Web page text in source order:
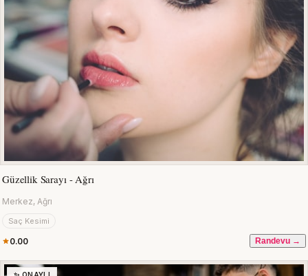
Güzellik Sarayı - Ağrı
Merkez, Ağrı
Saç Kesimi
0.00 Randevu →